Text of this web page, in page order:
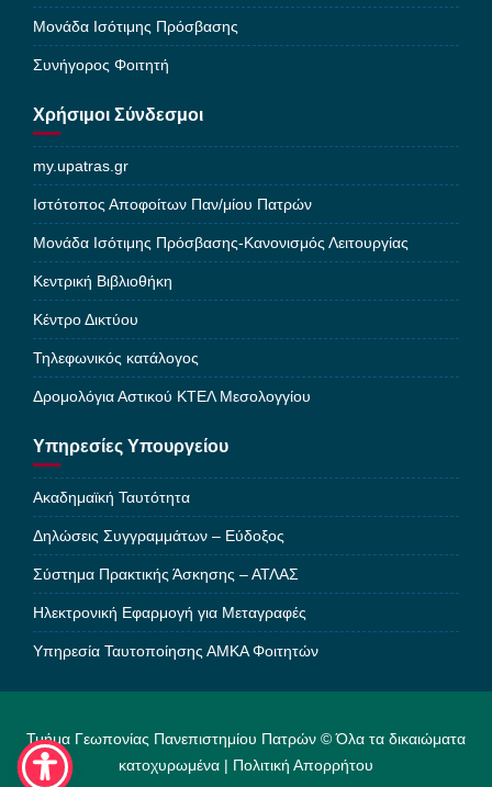
Μονάδα Ισότιμης Πρόσβασης
Συνήγορος Φοιτητή
Χρήσιμοι Σύνδεσμοι
my.upatras.gr
Ιστότοπος Αποφοίτων Παν/μίου Πατρών
Μονάδα Ισότιμης Πρόσβασης-Κανονισμός Λειτουργίας
Κεντρική Βιβλιοθήκη
Κέντρο Δικτύου
Τηλεφωνικός κατάλογος
Δρομολόγια Αστικού ΚΤΕΛ Μεσολογγίου
Υπηρεσίες Υπουργείου
Ακαδημαϊκή Ταυτότητα
Δηλώσεις Συγγραμμάτων – Εύδοξος
Σύστημα Πρακτικής Άσκησης – ΑΤΛΑΣ
Ηλεκτρονική Εφαρμογή για Μεταγραφές
Υπηρεσία Ταυτοποίησης ΑΜΚΑ Φοιτητών
Τμήμα Γεωπονίας Πανεπιστημίου Πατρών © Όλα τα δικαιώματα
κατοχυρωμένα | Πολιτική Απορρήτου